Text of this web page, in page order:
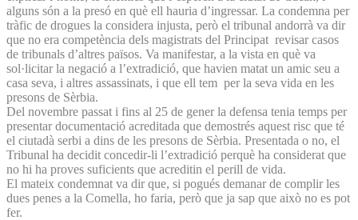
alguns són a la presó en què ell hauria d’ingressar. La condemna per
tràfic de drogues la considera injusta, però el tribunal andorrà va dir
que no era competència dels magistrats del Principat revisar casos
de tribunals d’altres països. Va manifestar, a la vista en què va
sol·licitar la negació a l’extradició, que havien matat un amic seu a
casa seva, i altres assassinats, i que ell tem per la seva vida en les
presons de Sèrbia.
Del novembre passat i fins al 25 de gener la defensa tenia temps per
presentar documentació acreditada que demostrés aquest risc que té
el ciutadà serbi a dins de les presons de Sèrbia. Presentada o no, el
Tribunal ha decidit concedir-li l’extradició perquè ha considerat que
no hi ha proves suficients que acreditin el perill de vida.
El mateix condemnat va dir que, si pogués demanar de complir les
dues penes a la Comella, ho faria, però que ja sap que això no es pot
fer.